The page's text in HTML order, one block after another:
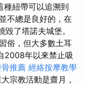
種紐帶可以追溯到
不總是良好的，在
了塔諾夫城堡。
俗，但大多數土耳
2008年以來禁止吸
推薦 經絡按摩教學
宗教活動是齋月，